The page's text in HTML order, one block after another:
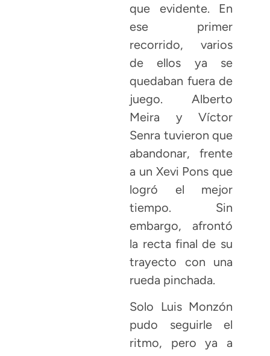
que evidente. En
ese primer
recorrido, varios
de ellos ya se
quedaban fuera de
juego. Alberto
Meira y Víctor
Senra tuvieron que
abandonar, frente
a un Xevi Pons que
logró el mejor
tiempo. Sin
embargo, afrontó
la recta final de su
trayecto con una
rueda pinchada.
Solo Luis Monzón
pudo seguirle el
ritmo, pero ya a